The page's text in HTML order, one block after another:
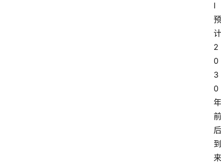
I
预
计
2
0
3
0
年
前
后
到
来